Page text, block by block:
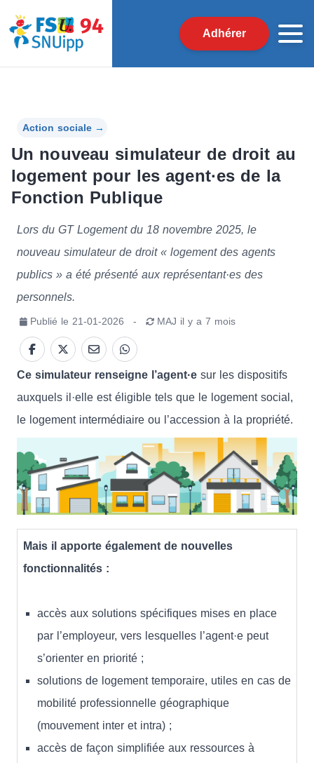
Adhérer
Action sociale →
Un nouveau simulateur de droit au
logement pour les agent·es de la
Fonction Publique
Lors du GT Logement du 18 novembre 2025, le
nouveau simulateur de droit « logement des agents
publics » a été présenté aux représentant·es des
personnels.
Publié le 21-01-2026 - MAJ il y a 7 mois
Ce simulateur renseigne l’agent·e sur les dispositifs
auxquels il·elle est éligible tels que le logement social,
le logement intermédiaire ou l’accession à la propriété.
Mais il apporte également de nouvelles
fonctionnalités :
accès aux solutions spécifiques mises en place
par l’employeur, vers lesquelles l’agent·e peut
s’orienter en priorité ;
solutions de logement temporaire, utiles en cas de
mobilité professionnelle géographique
(mouvement inter et intra) ;
accès de façon simplifiée aux ressources à